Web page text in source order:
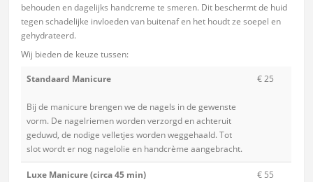
behouden en dagelijks handcreme te smeren. Dit beschermt de huid
tegen schadelijke invloeden van buitenaf en het houdt ze soepel en
gehydrateerd.
Wij bieden de keuze tussen:
Standaard Manicure
Bij de manicure brengen we de nagels in de gewenste
vorm. De nagelriemen worden verzorgd en achteruit
geduwd, de nodige velletjes worden weggehaald. Tot
slot wordt er nog nagelolie en handcrème aangebracht.
€ 25
Luxe Manicure (circa 45 min) € 55